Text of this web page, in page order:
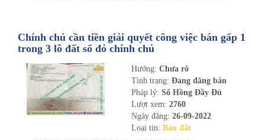
Chính chủ cần tiền giải quyết công việc bán gấp 1
trong 3 lô đất sổ đỏ chính chủ
Hướng: Chưa rõ
Tình trạng: Đang đăng bán
Pháp lý: Sổ Hồng Đầy Đủ
Lượt xem: 2760
Ngày đăng: 26-09-2022
Loại tin: Bán đất